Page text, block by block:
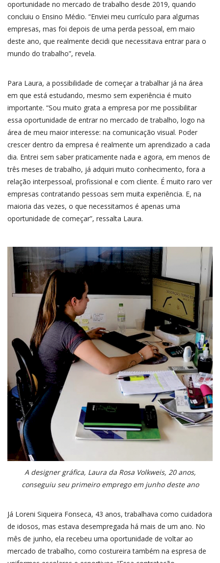
oportunidade no mercado de trabalho desde 2019, quando
concluiu o Ensino Médio. “Enviei meu currículo para algumas
empresas, mas foi depois de uma perda pessoal, em maio
deste ano, que realmente decidi que necessitava entrar para o
mundo do trabalho”, revela.
Para Laura, a possibilidade de começar a trabalhar já na área
em que está estudando, mesmo sem experiência é muito
importante. “Sou muito grata a empresa por me possibilitar
essa oportunidade de entrar no mercado de trabalho, logo na
área de meu maior interesse: na comunicação visual. Poder
crescer dentro da empresa é realmente um aprendizado a cada
dia. Entrei sem saber praticamente nada e agora, em menos de
três meses de trabalho, já adquiri muito conhecimento, fora a
relação interpessoal, profissional e com cliente. É muito raro ver
empresas contratando pessoas sem muita experiência. E, na
maioria das vezes, o que necessitamos é apenas uma
oportunidade de começar”, ressalta Laura.
A designer gráfica, Laura da Rosa Volkweis, 20 anos,
conseguiu seu primeiro emprego em junho deste ano
Já Loreni Siqueira Fonseca, 43 anos, trabalhava como cuidadora
de idosos, mas estava desempregada há mais de um ano. No
mês de junho, ela recebeu uma oportunidade de voltar ao
mercado de trabalho, como costureira também na espresa de